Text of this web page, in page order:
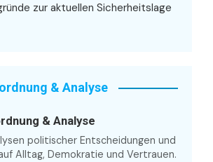
zur aktuellen Sicherheitslage
& Analyse
& Analyse
politischer Entscheidungen und
Alltag, Demokratie und Vertrauen.